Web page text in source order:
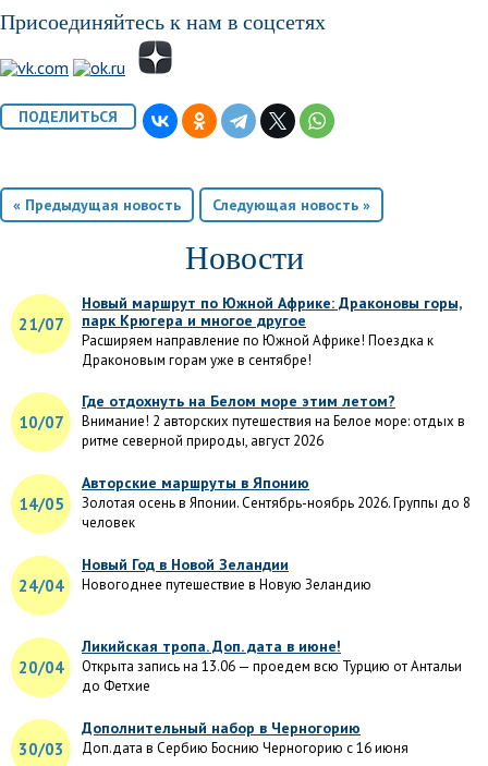
Присоединяйтесь к нам в соцсетях
« Предыдущая новость Следующая новость »
Новости
21/07
Новый маршрут по Южной Африке: Драконовы горы,
парк Крюгера и многое другое
Расширяем направление по Южной Африке! Поездка к
Драконовым горам уже в сентябре!
10/07
Где отдохнуть на Белом море этим летом?
Внимание! 2 авторских путешествия на Белое море: отдых в
ритме северной природы, август 2026
14/05
Авторские маршруты в Японию
Золотая осень в Японии. Сентябрь-ноябрь 2026. Группы до 8
человек
24/04
Новый Год в Новой Зеландии
Новогоднее путешествие в Новую Зеландию
20/04
Ликийская тропа. Доп. дата в июне!
Открыта запись на 13.06 — проедем всю Турцию от Антальи
до Фетхие
30/03
Дополнительный набор в Черногорию
Доп.дата в Сербию Боснию Черногорию с 16 июня